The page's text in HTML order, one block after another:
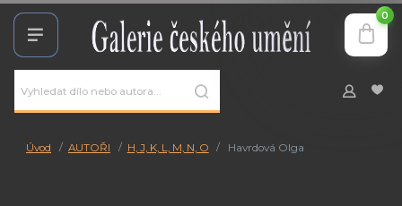
0
Úvod AUTOŘI H, J, K, L, M, N, O Havrdová Olga